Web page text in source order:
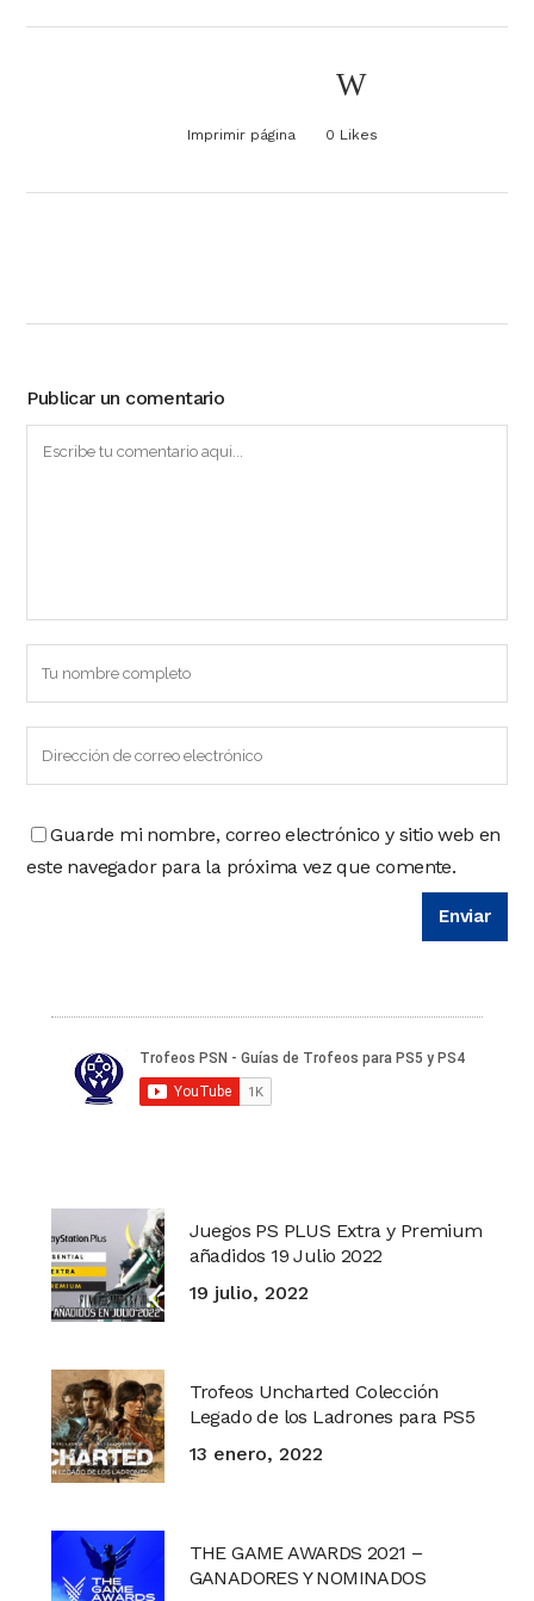
Imprimir página 0 Likes
Publicar un comentario
Guarde mi nombre, correo electrónico y sitio web en
este navegador para la próxima vez que comente.
Juegos PS PLUS Extra y Premium
añadidos 19 Julio 2022
19 julio, 2022
Trofeos Uncharted Colección
Legado de los Ladrones para PS5
13 enero, 2022
THE GAME AWARDS 2021 –
GANADORES Y NOMINADOS